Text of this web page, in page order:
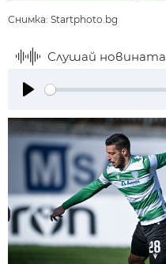
Снимка: Startphoto.bg
Слушай новината